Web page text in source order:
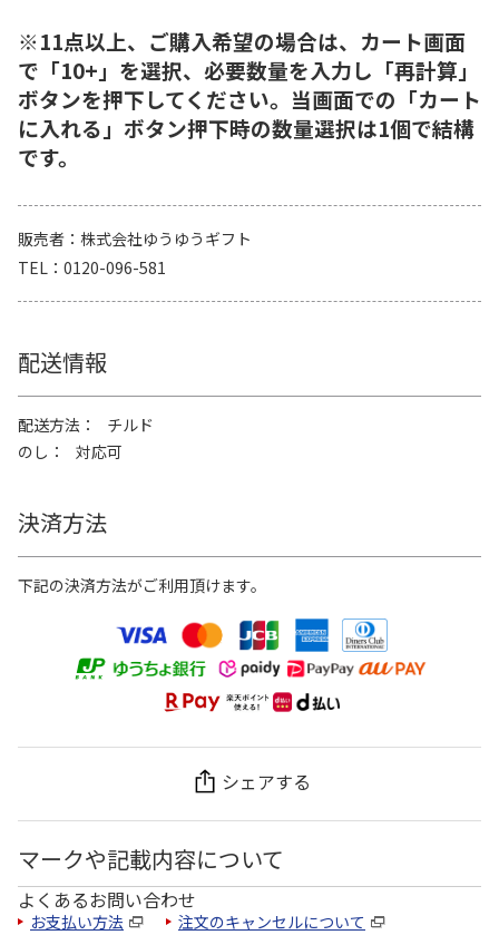
※11点以上、ご購入希望の場合は、カート画面
で「10+」を選択、必要数量を入力し「再計算」
ボタンを押下してください。当画面での「カート
に入れる」ボタン押下時の数量選択は1個で結構
です。
販売者
株式会社ゆうゆうギフト
TEL
0120-096-581
配送情報
配送方法
チルド
のし
対応可
決済方法
下記の決済方法がご利用頂けます。
シェアする
マークや記載内容について
よくあるお問い合わせ
お支払い方法 注文のキャンセルについて